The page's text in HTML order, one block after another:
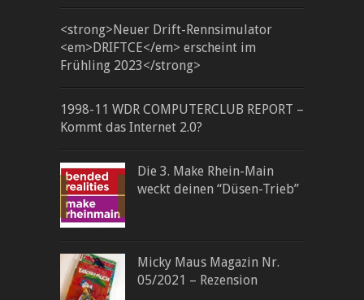
<strong>Neuer Drift-Rennsimulator
<em>DRIFTCE</em> erscheint im
Frühling 2023</strong>
1998-11 WDR COMPUTERCLUB REPORT –
Kommt das Internet 2.0?
Die 3. Make Rhein-Main
weckt deinen “Düsen-Trieb”
Micky Maus Magazin Nr.
05/2021 – Rezension